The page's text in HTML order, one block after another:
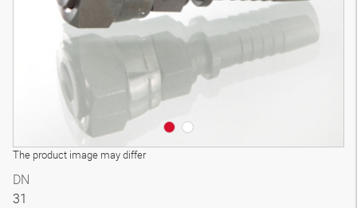
The product image may differ
DN
31